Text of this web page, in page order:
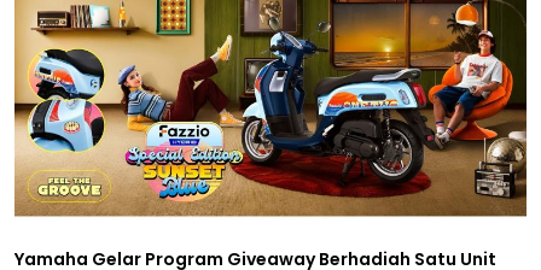
Yamaha Gelar Program Giveaway Berhadiah Satu Unit